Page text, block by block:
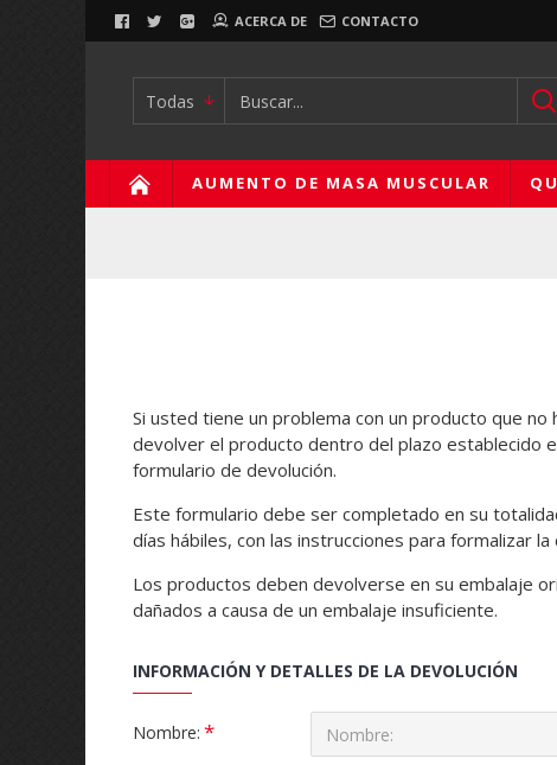
ACERCA DE CONTACTO
Todas
AUMENTO DE MASA MUSCULAR
Si usted tiene un problema con un producto que
devolver el producto dentro del plazo establecido
formulario de devolución.
Este formulario debe ser completado en su
días hábiles, con las instrucciones para formalizar la
Los productos deben devolverse en su embalaje
dañados a causa de un embalaje insuficiente.
INFORMACIÓN Y DETALLES DE LA DEVOLUCIÓN
Nombre: